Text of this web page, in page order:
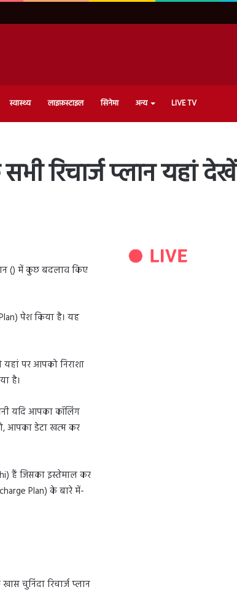
स्वास्थ्य लाइफ़स्टाइल सिनेमा अन्य LIVE TV
रिचार्ज प्लान यहां देखें
() में कुछ बदलाव किए
पेश किया है। यह
पर आपको निराशा
है।
यदि आपका कॉलिंग
आपका डेटा खत्म कर
हैं जिसका इस्तेमाल कर
Plan) के बारे में-
चुनिंदा रिचार्ज प्लान